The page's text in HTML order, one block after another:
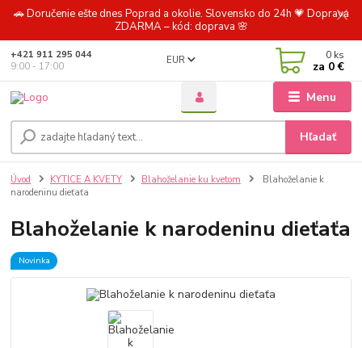
🚗 Doručenie ešte dnes Poprad a okolie. Slovensko do 24h 💗 Doprava
ZDARMA – kód: doprava 🌸
Menu
EUR
Hľadať
+421 911 295 044
9:00 - 17:00
0 ks
za 0 €
Úvod KYTICE A KVETY Blahoželanie ku kvetom
Blahoželanie k
narodeninu dieťaťa
Blahoželanie k narodeninu dieťaťa
Novinka